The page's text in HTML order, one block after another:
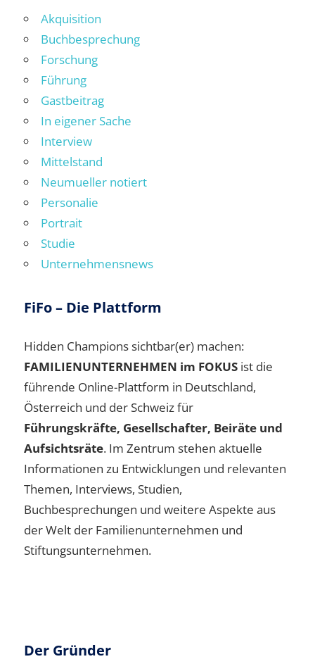
Akquisition
Buchbesprechung
Forschung
Führung
Gastbeitrag
In eigener Sache
Interview
Mittelstand
Neumueller notiert
Personalie
Portrait
Studie
Unternehmensnews
FiFo – Die Plattform
Hidden Champions sichtbar(er) machen:
FAMILIENUNTERNEHMEN im FOKUS ist die
führende Online-Plattform in Deutschland,
Österreich und der Schweiz für
Führungskräfte, Gesellschafter, Beiräte und
Aufsichtsräte. Im Zentrum stehen aktuelle
Informationen zu Entwicklungen und relevanten
Themen, Interviews, Studien,
Buchbesprechungen und weitere Aspekte aus
der Welt der Familienunternehmen und
Stiftungsunternehmen.
Der Gründer